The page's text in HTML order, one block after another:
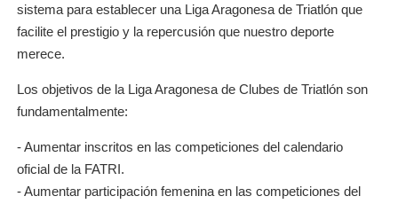
sistema para establecer una Liga Aragonesa de Triatlón que
facilite el prestigio y la repercusión que nuestro deporte
merece.
Los objetivos de la Liga Aragonesa de Clubes de Triatlón son
fundamentalmente:
- Aumentar inscritos en las competiciones del calendario
oficial de la FATRI.
- Aumentar participación femenina en las competiciones del